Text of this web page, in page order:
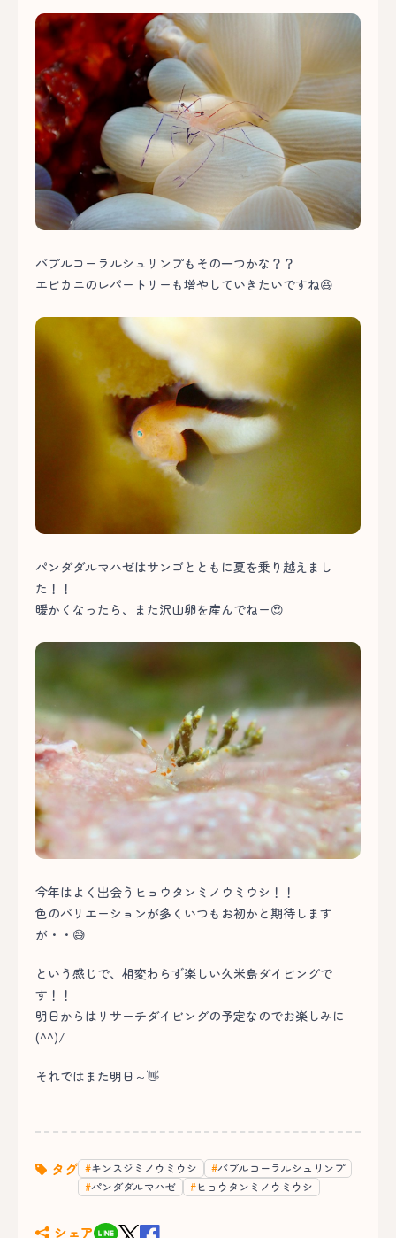
バブルコーラルシュリンプもその一つかな？？
エビカニのレパートリーも増やしていきたいですね😆
パンダダルマハゼはサンゴとともに夏を乗り越えまし
た！！
暖かくなったら、また沢山卵を産んでねー😍
今年はよく出会うヒョウタンミノウミウシ！！
色のバリエーションが多くいつもお初かと期待します
が・・😅
という感じで、相変わらず楽しい久米島ダイビングで
す！！
明日からはリサーチダイビングの予定なのでお楽しみに
(^^)/
それではまた明日～👋
タグ キンスジミノウミウシ
バブルコーラルシュリンプ
パンダダルマハゼ
ヒョウタンミノウミウシ
シェア